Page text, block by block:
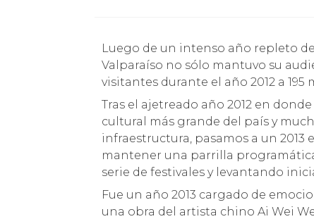
Luego de un intenso año repleto de actividades de toda índole, el Parque Cultural de
Valparaíso no sólo mantuvo su
visitantes durante el año 2012 a 195
Tras el ajetreado año 2012 en
cultural más grande del país y
infraestructura, pasamos a un
mantener una parrilla
serie de festivales y levantando
Fue un año 2013 cargado de
una obra del artista chino Ai Wei